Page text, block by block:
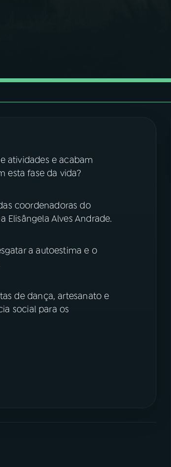
atividades e acabam
esta fase da vida?
coordenadoras do
Elisângela Alves Andrade.
a autoestima e o
de dança, artesanato e
social para os